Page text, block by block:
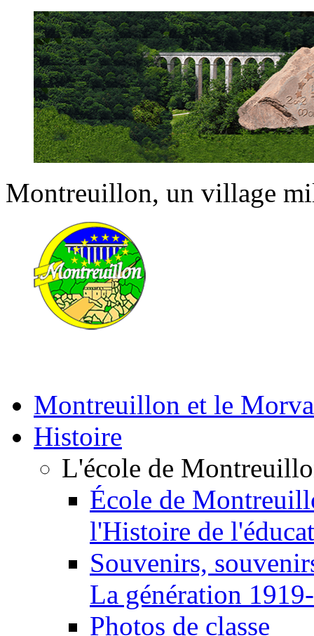
Montreuillon, un village
Montreuillon et le
Histoire
L'école de
École de
l'Histoire de
Souvenirs,
La génération
Photos de classe